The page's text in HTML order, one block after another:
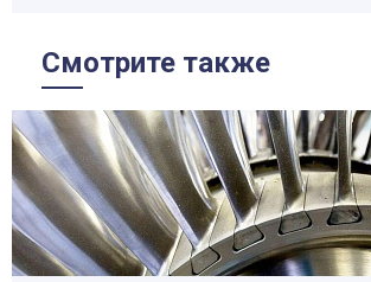
Смотрите также